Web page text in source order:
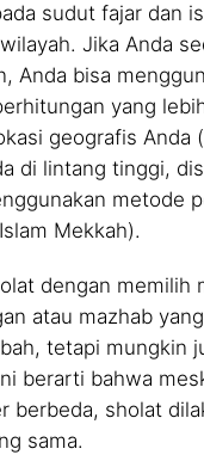
sudut fajar dan
Jika Anda
Anda bisa
yang
geografis Anda
di lintang tinggi,
metode
Mekkah).
dengan memilih
atau mazhab
tetapi mungkin
berarti bahwa
berbeda, sholat
sama.